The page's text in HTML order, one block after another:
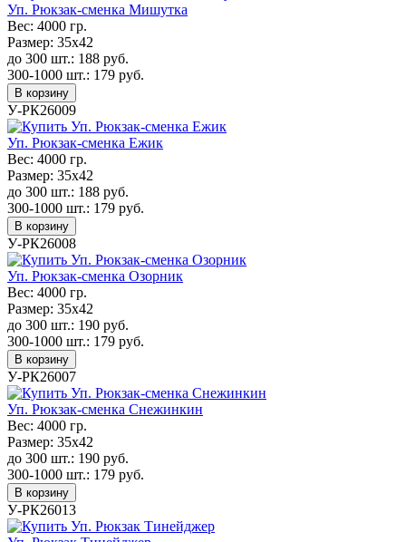
Уп. Рюкзак-сменка Мишутка
Вес: 4000 гр.
Размер: 35х42
до 300 шт.: 188 руб.
300-1000 шт.: 179 руб.
В корзину
У-РК26009
Уп. Рюкзак-сменка Ежик
Вес: 4000 гр.
Размер: 35х42
до 300 шт.: 188 руб.
300-1000 шт.: 179 руб.
В корзину
У-РК26008
Уп. Рюкзак-сменка Озорник
Вес: 4000 гр.
Размер: 35х42
до 300 шт.: 190 руб.
300-1000 шт.: 179 руб.
В корзину
У-РК26007
Уп. Рюкзак-сменка Снежинкин
Вес: 4000 гр.
Размер: 35х42
до 300 шт.: 190 руб.
300-1000 шт.: 179 руб.
В корзину
У-РК26013